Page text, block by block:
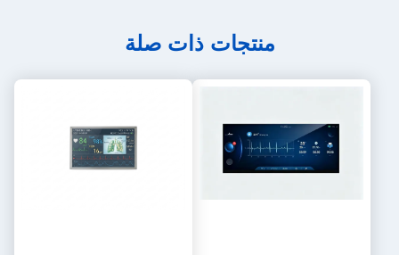
منتجات ذات صلة